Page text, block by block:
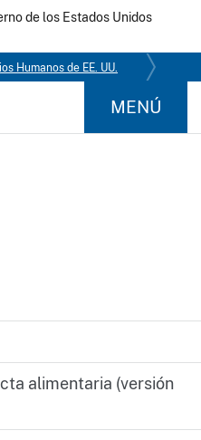
de los Estados Unidos
Humanos de EE. UU.
MENÚ
alimentaria (versión